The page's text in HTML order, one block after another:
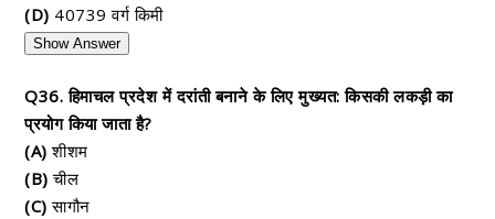
(D) 40739 वर्ग किमी
Show Answer
Q36. हिमाचल प्रदेश में दरांती बनाने के लिए मुख्यत: किसकी लकड़ी का
प्रयोग किया जाता है?
(A) शीशम
(B) चील
(C) सागौन